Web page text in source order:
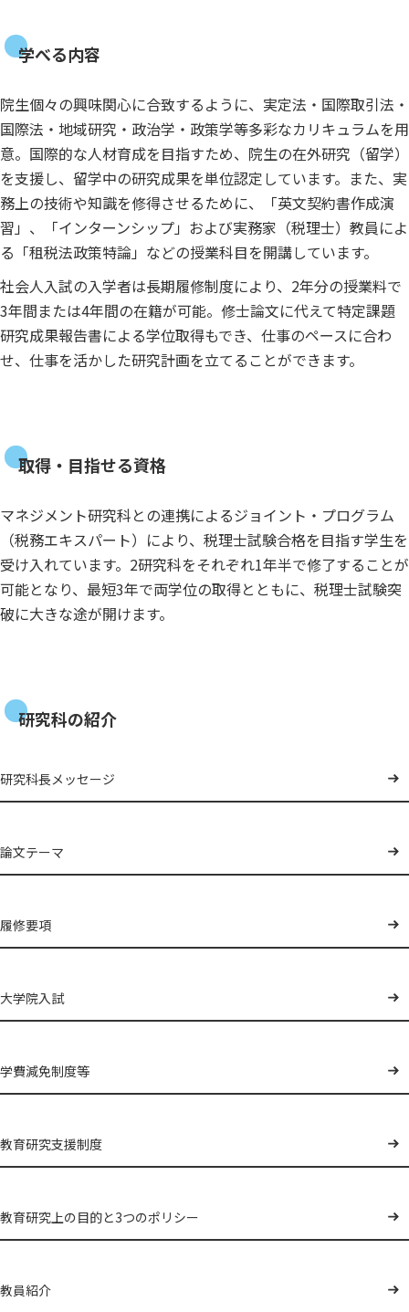
学べる内容
院生個々の興味関心に合致するように、実定法・国際取引法・
国際法・地域研究・政治学・政策学等多彩なカリキュラムを用
意。国際的な人材育成を目指すため、院生の在外研究（留学）
を支援し、留学中の研究成果を単位認定しています。また、実
務上の技術や知識を修得させるために、「英文契約書作成演
習」、「インターンシップ」および実務家（税理士）教員によ
る「租税法政策特論」などの授業科目を開講しています。
社会人入試の入学者は長期履修制度により、2年分の授業料で
3年間または4年間の在籍が可能。修士論文に代えて特定課題
研究成果報告書による学位取得もでき、仕事のペースに合わ
せ、仕事を活かした研究計画を立てることができます。
取得・目指せる資格
マネジメント研究科との連携によるジョイント・プログラム
（税務エキスパート）により、税理士試験合格を目指す学生を
受け入れています。2研究科をそれぞれ1年半で修了することが
可能となり、最短3年で両学位の取得とともに、税理士試験突
破に大きな途が開けます。
研究科の紹介
研究科長メッセージ
論文テーマ
履修要項
大学院入試
学費減免制度等
教育研究支援制度
教育研究上の目的と3つのポリシー
教員紹介